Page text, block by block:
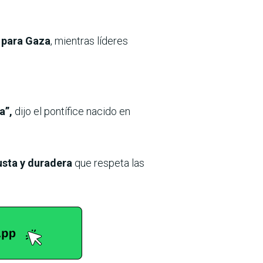
Gaza, mientras líderes
dijo el pontífice nacido en
y duradera que respeta las